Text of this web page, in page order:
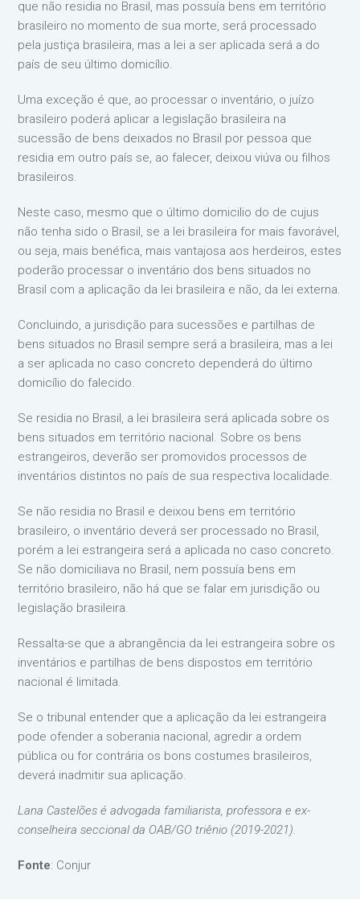
que não residia no Brasil, mas possuía bens em território
brasileiro no momento de sua morte, será processado
pela justiça brasileira, mas a lei a ser aplicada será a do
país de seu último domicílio.
Uma exceção é que, ao processar o inventário, o juízo
brasileiro poderá aplicar a legislação brasileira na
sucessão de bens deixados no Brasil por pessoa que
residia em outro país se, ao falecer, deixou viúva ou filhos
brasileiros.
Neste caso, mesmo que o último domicilio do de cujus
não tenha sido o Brasil, se a lei brasileira for mais favorável,
ou seja, mais benéfica, mais vantajosa aos herdeiros, estes
poderão processar o inventário dos bens situados no
Brasil com a aplicação da lei brasileira e não, da lei externa.
Concluindo, a jurisdição para sucessões e partilhas de
bens situados no Brasil sempre será a brasileira, mas a lei
a ser aplicada no caso concreto dependerá do último
domicílio do falecido.
Se residia no Brasil, a lei brasileira será aplicada sobre os
bens situados em território nacional. Sobre os bens
estrangeiros, deverão ser promovidos processos de
inventários distintos no país de sua respectiva localidade.
Se não residia no Brasil e deixou bens em território
brasileiro, o inventário deverá ser processado no Brasil,
porém a lei estrangeira será a aplicada no caso concreto.
Se não domiciliava no Brasil, nem possuía bens em
território brasileiro, não há que se falar em jurisdição ou
legislação brasileira.
Ressalta-se que a abrangência da lei estrangeira sobre os
inventários e partilhas de bens dispostos em território
nacional é limitada.
Se o tribunal entender que a aplicação da lei estrangeira
pode ofender a soberania nacional, agredir a ordem
pública ou for contrária os bons costumes brasileiros,
deverá inadmitir sua aplicação.
Lana Castelões é advogada familiarista, professora e ex-
conselheira seccional da OAB/GO triênio (2019-2021).
Fonte: Conjur